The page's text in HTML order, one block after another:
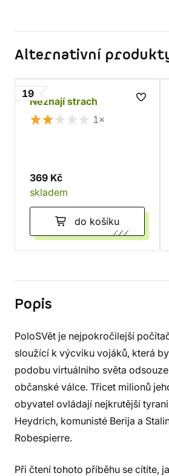
Alternativní
19
Neznají strach
1×
369 Kč
skladem
do košíku
Popis
PoloSVět je nejpokročilejší
sloužící k výcviku vojáků, která
podobu virtuálního světa
občanské válce. Třicet milionů
obyvatel ovládají nejkrutější
Heydrich, komunisté Berija a
Robespierre.
Při čtení tohoto příběhu se cítíte,